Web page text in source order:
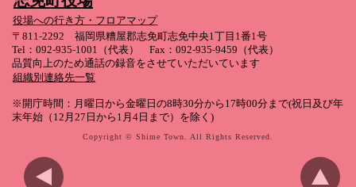
役場への行き方・フロアマップ
〒811-2292 福岡県糟屋郡志免町志免中央1丁目1番1号
Tel：092-935-1001（代表） Fax：092-935-9459（代表）
品質向上のため通話の録音をさせていただいています
組織別連絡先一覧
※開庁時間：月曜日から金曜日の8時30分から17時00分まで(祝日及び年
末年始（12月27日から1月4日まで）を除く)
Copyright © Shime Town. All Rights Reserved.